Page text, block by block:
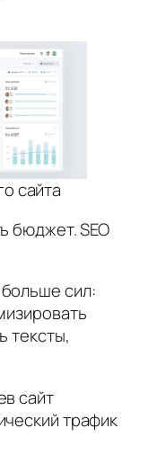
сайта
бюджет. SEO
сил:
тексты,
сайт
трафик